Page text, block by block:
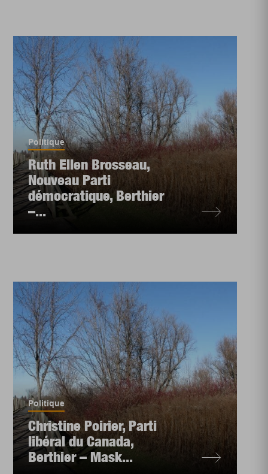
Politique
Ruth Ellen Brosseau,
Nouveau Parti
démocratique, Berthier
–...
Politique
Christine Poirier, Parti
libéral du Canada,
Berthier – Mask...